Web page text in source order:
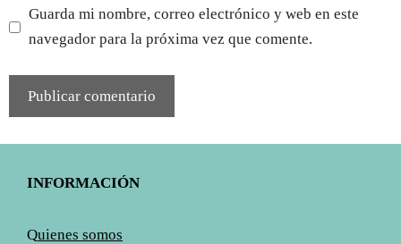
Guarda mi nombre, correo electrónico y web en este
navegador para la próxima vez que comente.
INFORMACIÓN
Quienes somos